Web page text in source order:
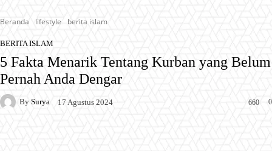
Beranda lifestyle berita islam
BERITA ISLAM
5 Fakta Menarik Tentang Kurban yang Belum
Pernah Anda Dengar
By Surya 17 Agustus 2024 0
660